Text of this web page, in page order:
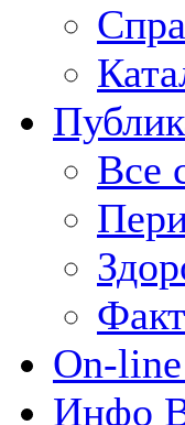
Все
On-
Инфо